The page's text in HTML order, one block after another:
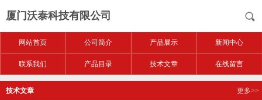
厦门沃泰科技有限公司
网站首页 公司简介 产品展示 新闻中心
联系我们 产品目录 技术文章 在线留言
技术文章 更多>>